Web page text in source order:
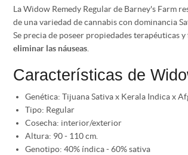
La Widow Remedy Regular de Barney's Farm
de una variedad de cannabis con dominancia
Se precia de poseer propiedades terapéuticas
eliminar las náuseas
Características de
Genética: Tijuana Sativa x Kerala Indica x
Tipo: Regular
Cosecha: interior/exterior
Altura: 90 - 110 cm.
Genotipo: 40% índica - 60% sativa